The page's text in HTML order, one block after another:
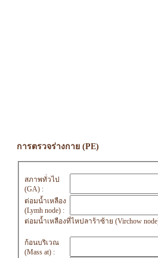
การตรวจร่างกาย (PE)
สภาพทั่วไป
(GA) :
ต่อมน้ำเหลือง
(Lymh node) :
ต่อมน้ำเหลืองที่ไหปลาร้าซ้าย (Virchow
ก้อนบริเวณ
(Mass at) :